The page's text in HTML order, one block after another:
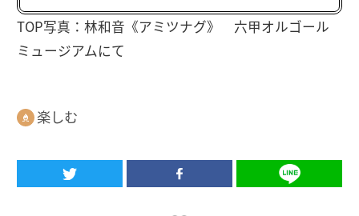
TOP写真：林和音《アミツナグ》 六甲オルゴール
ミュージアムにて
楽しむ